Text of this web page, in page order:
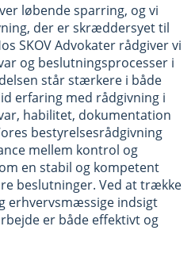
løbende sparring, og vi
der er skræddersyet til
SKOV Advokater rådgiver vi
og beslutningsprocesser i
står stærkere i både
erfaring med rådgivning i
habilitet, dokumentation
bestyrelsesrådgivning
mellem kontrol og
en stabil og kompetent
beslutninger. Ved at trække
erhvervsmæssige indsigt
er både effektivt og